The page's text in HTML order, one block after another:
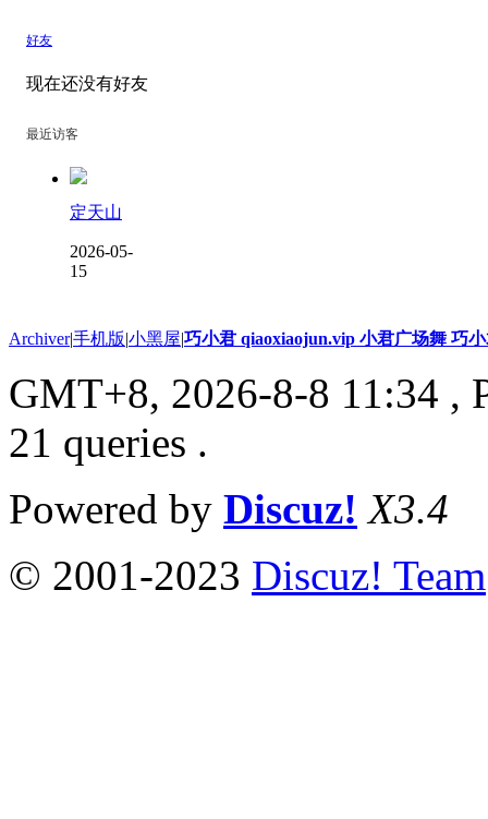
好友
现在还没有好友
最近访客
定天山
2026-05-
15
Archiver|手机版|小黑屋|巧小君 qiaoxiaojun.vip 小君广场舞 巧
GMT+8, 2026-8-8 11:34 ,
21 queries .
Powered by Discuz! X3.4
© 2001-2023 Discuz! Team